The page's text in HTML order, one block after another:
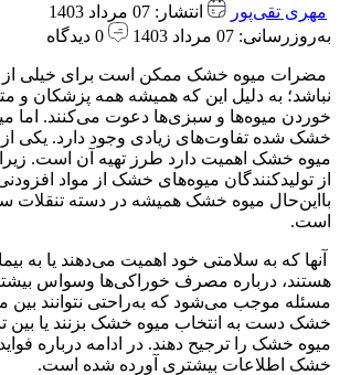
مهری تقی‌پور
انتشار: 07 مرداد 1403
به‌روزرسانی: 07 مرداد 1403
مضرات میوه خشک ممکن است برای خیلی از
نباشد؛ به دلیل این که همیشه همه پزشکان و
خوردن میوه‌ها و سبزی‌ها دعوت می‌کنند. اما
خشک شده تفاوت‌های زیادی وجود دارد. یکی از
میوه خشک اهمیت دارد طرز تهیه آن است.
از تولیدکنندگان میوه‌های خشک از مواد
بااین‌حال میوه خشک همیشه در دسته تنقلات
است.
آنها که به سلامتی خود اهمیت می‌دهند یا به
هستند، درباره مصرف خوراکی‌ها وسواس
مسئله موجب می‌شود که به‌راحتی نتوانند بین
خشک دست به انتخاب میوه خشک بزنند یا بین
میوه خشک را ترجیح دهند. در ادامه درباره
خشک اطلاعات بیشتری آورده شده است.